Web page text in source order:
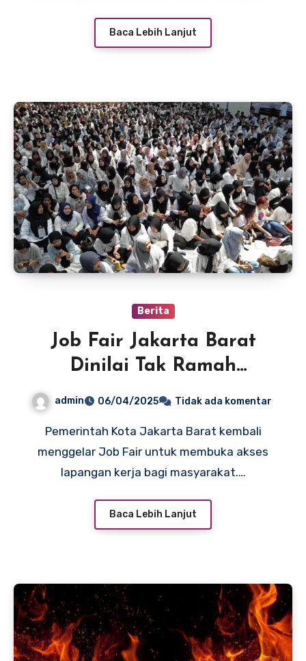
Baca Lebih Lanjut
Berita
Job Fair Jakarta Barat
Dinilai Tak Ramah
Disabilitas, Loker Khusus
admin 06/04/2025 Tidak ada komentar
Pemerintah Kota Jakarta Barat kembali
menggelar Job Fair untuk membuka akses
lapangan kerja bagi masyarakat.…
Baca Lebih Lanjut